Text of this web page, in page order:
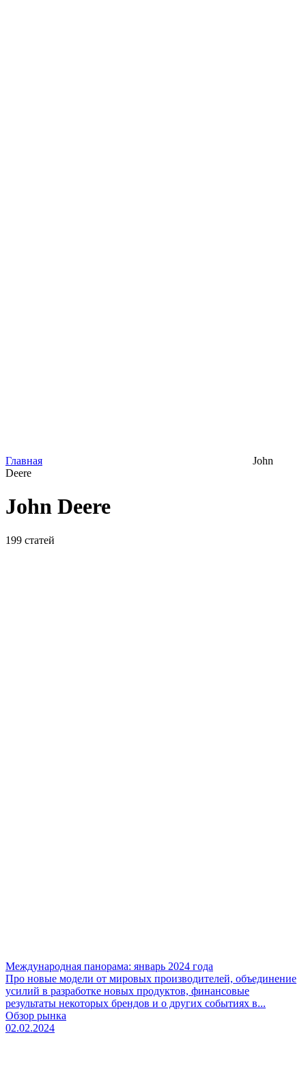
Главная
John
Deere
John Deere
199 статей
Международная панорама: январь 2024 года
Про новые модели от мировых производителей, объединение
усилий в разработке новых продуктов, финансовые
результаты некоторых брендов и о других событиях в...
Обзор рынка
02.02.2024